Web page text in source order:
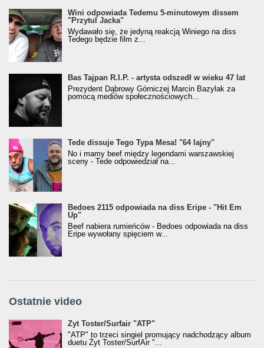
Wini odpowiada Tedemu 5-minutowym dissem
"Przytul Jacka"
Wydawało się, że jedyną reakcją Winiego na diss
Tedego będzie film z...
Bas Tajpan R.I.P. - artysta odszedł w wieku 47 lat
Prezydent Dąbrowy Górniczej Marcin Bazylak za
pomocą mediów społecznościowych...
Tede dissuje Tego Typa Mesa! "64 lajny"
No i mamy beef między legendami warszawskiej
sceny - Tede odpowiedział na...
Bedoes 2115 odpowiada na diss Eripe - "Hit Em
Up"
Beef nabiera rumieńców - Bedoes odpowiada na diss
Eripe wywołany spięciem w...
Ostatnie video
Żyt Toster/SurfAir - ATP VIDEO
Żyt Toster/Surfair "ATP"
"ATP" to trzeci singiel promujący nadchodzący album
duetu Żyt Toster/SurfAir "...